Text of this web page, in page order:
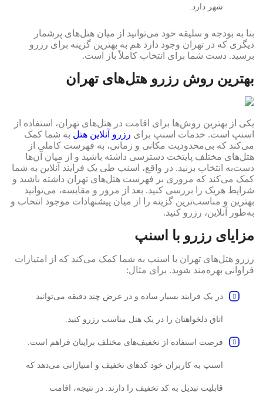
شهر دارد.
بنا به بودجه و سلیقه خود می‌توانید از میان هتل‌های پرشمار
دیگری که در تهران وجود دارد هم به بهترین گزینه برای رزرو
برسید. دست شما برای انتخاب کاملاً باز است.
بهترین روش رزرو هتل‌های تهران
یکی از بهترین روش‌ها برای اقامت در هتل‌های تهران، استفاده از
اسنپ است. خدمات اسنپ برای رزرو آنلاین هتل به شما کمک
می‌کند که بی‌محدودیت مکانی و زمانی، به فهرست کاملی از
هتل‌های مختلف پایتخت دسترسی داشته باشید و از میان آن‌ها
دست‌به انتخاب بزنید. در واقع، اسنپ طی یک فرایند آنلاین به شما
کمک می‌کند که مروری بر فهرست هتل‌های تهران داشته باشید و
شرایط هریک را بررسی کنید. بعد از مرور و مقایسه، می‌توانید
بهترین و مناسب‌ترین گزینه را از میان پیشنهادات موجود انتخاب و
به‌طور آنلاین، رزرو کنید.
مزایای رزرو با اسنپ
رزرو هتل‌های تهران با اسنپ به شما کمک می‌کند که از امتیازات
فراوانی بهره‌مند شوید. برای مثال:
در یک فرایند بسیار ساده و در عرض چند دقیقه می‌توانید
اتاق دلخواهتان را در یک هتل مناسب رزرو کنید.
فرصت استفاده از تخفیف‌های مختلف برایتان فراهم است.
اسنپ به کاربران خود کدهای تخفیف و امتیازاتی می‌دهد که
قابلیت تبدیل به کد تخفیف را دارند. در نتیجه، اقامت